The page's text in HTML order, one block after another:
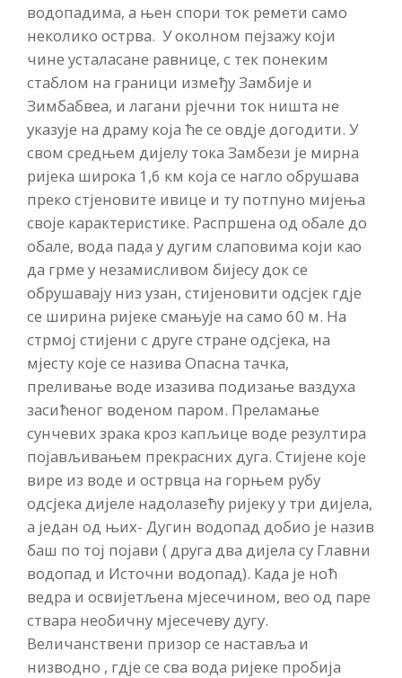
водопадима, а њен спори ток ремети само
неколико острва. У околном пејзажу који
чине усталасане равнице, с тек понеким
стаблом на граници између Замбије и
Зимбабвеа, и лагани рјечни ток ништа не
указује на драму која ће се овдје догодити. У
свом средњем дијелу тока Замбези је мирна
ријека широка 1,6 км која се нагло обрушава
преко стјеновите ивице и ту потпуно мијења
своје карактеристике. Распршена од обале до
обале, вода пада у дугим слаповима који као
да грме у незамисливом бијесу док се
обрушавају низ узан, стијеновити одсјек гдје
се ширина ријеке смањује на само 60 м. На
стрмој стијени с друге стране одсјека, на
мјесту које се назива Опасна тачка,
преливање воде изазива подизање ваздуха
засићеног воденом паром. Преламање
сунчевих зрака кроз капљице воде резултира
појављивањем прекрасних дуга. Стијене које
вире из воде и острвца на горњем рубу
одсјека дијеле надолазећу ријеку у три дијела,
а један од њих- Дугин водопад добио је назив
баш по тој појави ( друга два дијела су Главни
водопад и Источни водопад). Када је ноћ
ведра и освијетљена мјесечином, вео од паре
ствара необичну мјесечеву дугу.
Величанствени призор се наставља и
низводно , гдје се сва вода ријеке пробија